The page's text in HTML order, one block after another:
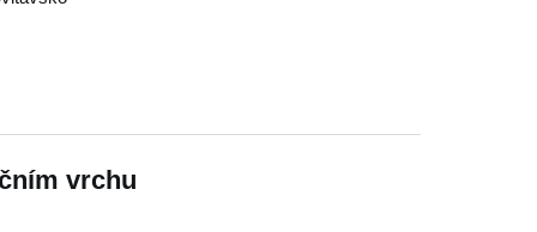
vrchu